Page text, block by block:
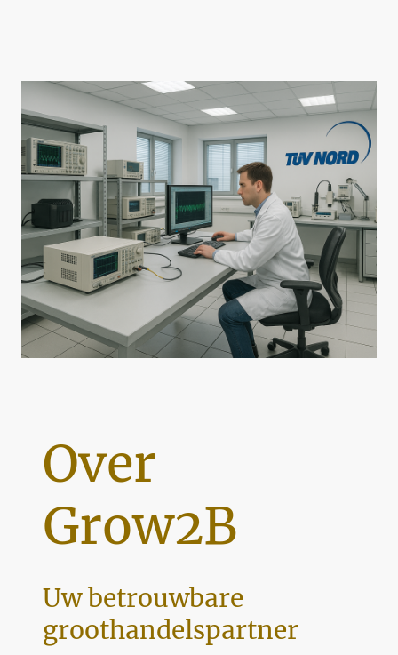
Over
Grow2B
Uw betrouwbare
groothandelspartner